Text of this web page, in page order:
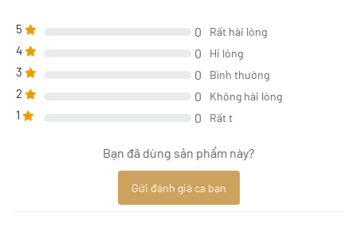
5 0 Rất hài lòng
4 0 Hi lòng
3 0 Bình thường
2 0 Không hài lòng
1 0 Rất t
Bạn đã dùng sản phẩm này?
Gửi đánh giá ca bạn